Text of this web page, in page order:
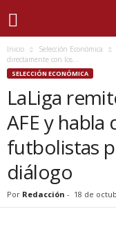
Inicio Selección Económica
directamente con los...
SELECCIÓN ECONÓMICA
LaLiga
AFE y
futbolistas
diálogo
Por Redacción - 18 de